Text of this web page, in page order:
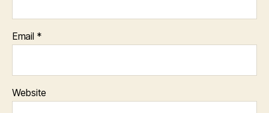
Email *
Website